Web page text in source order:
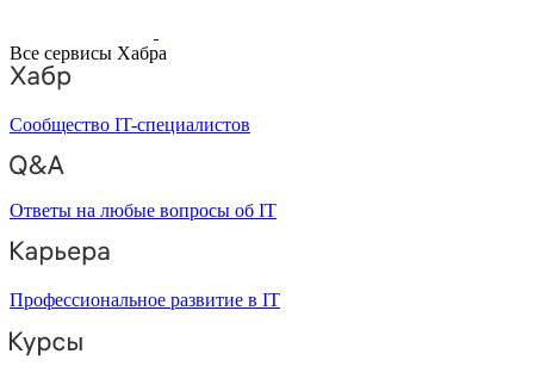
Все сервисы Хабра
Сообщество IT-специалистов
Ответы на любые вопросы об IT
Профессиональное развитие в IT